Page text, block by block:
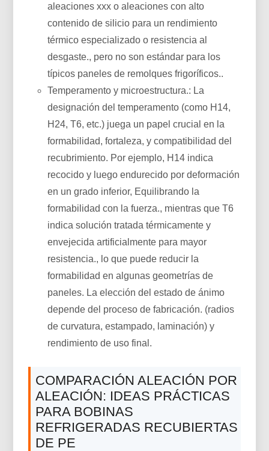
aleaciones xxx o aleaciones con alto
contenido de silicio para un rendimiento
térmico especializado o resistencia al
desgaste., pero no son estándar para los
típicos paneles de remolques frigoríficos..
Temperamento y microestructura.: La
designación del temperamento (como H14,
H24, T6, etc.) juega un papel crucial en la
formabilidad, fortaleza, y compatibilidad del
recubrimiento. Por ejemplo, H14 indica
recocido y luego endurecido por deformación
en un grado inferior, Equilibrando la
formabilidad con la fuerza., mientras que T6
indica solución tratada térmicamente y
envejecida artificialmente para mayor
resistencia., lo que puede reducir la
formabilidad en algunas geometrías de
paneles. La elección del estado de ánimo
depende del proceso de fabricación. (radios
de curvatura, estampado, laminación) y
rendimiento de uso final.
COMPARACIÓN ALEACIÓN POR
ALEACIÓN: IDEAS PRÁCTICAS
PARA BOBINAS
REFRIGERADAS RECUBIERTAS
DE PE